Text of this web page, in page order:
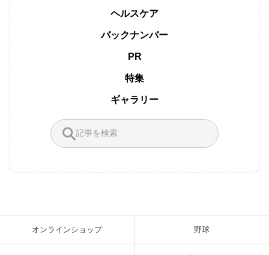
ヘルスケア
バックナンバー
PR
特集
ギャラリー
オンラインショップ 野球